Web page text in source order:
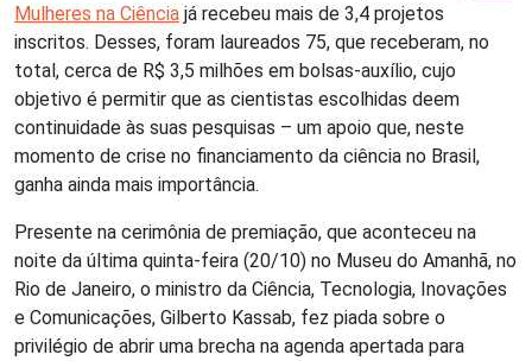
Mulheres na Ciência já recebeu mais de 3,4 projetos
inscritos. Desses, foram laureados 75, que receberam, no
total, cerca de R$ 3,5 milhões em bolsas-auxílio, cujo
objetivo é permitir que as cientistas escolhidas deem
continuidade às suas pesquisas – um apoio que, neste
momento de crise no financiamento da ciência no Brasil,
ganha ainda mais importância.
Presente na cerimônia de premiação, que aconteceu na
noite da última quinta-feira (20/10) no Museu do Amanhã, no
Rio de Janeiro, o ministro da Ciência, Tecnologia, Inovações
e Comunicações, Gilberto Kassab, fez piada sobre o
privilégio de abrir uma brecha na agenda apertada para